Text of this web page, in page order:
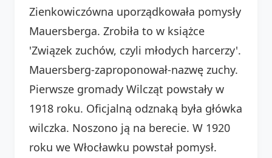
Zienkowiczówna uporządkowała pomysły
Mauersberga. Zrobiła to w książce
'Związek zuchów, czyli młodych harcerzy'.
Mauersberg-zaproponował-nazwę zuchy.
Pierwsze gromady Wilcząt powstały w
1918 roku. Oficjalną odznaką była główka
wilczka. Noszono ją na berecie. W 1920
roku we Włocławku powstał pomysł.